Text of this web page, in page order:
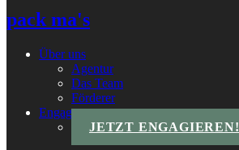
pack ma's
Über uns
Agentur
Das Team
Förderer
Engagements
JETZT ENGAGIEREN!